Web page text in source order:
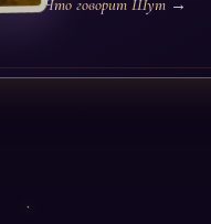
Что говорит Шут →